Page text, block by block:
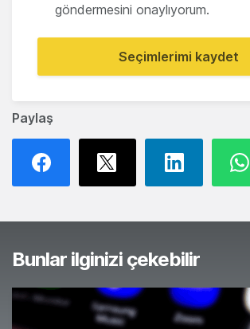
Paylaş
göndermesini onaylıyorum.
Seçimlerimi kaydet
Bunlar ilginizi çekebilir